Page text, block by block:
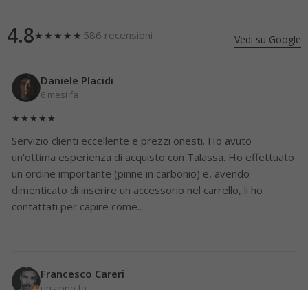
4.8★★★★★ 586 recensioni Vedi su Google
Daniele Placidi
6 mesi fa
★★★★★
Servizio clienti eccellente e prezzi onesti. Ho avuto
un'ottima esperienza di acquisto con Talassa. Ho effettuato
un ordine importante (pinne in carbonio) e, avendo
dimenticato di inserire un accessorio nel carrello, li ho
contattati per capire come..
Francesco Careri